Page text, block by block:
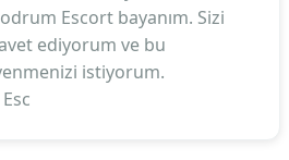
Escort bayanım. Sizi
ediyorum ve bu
istiyorum.